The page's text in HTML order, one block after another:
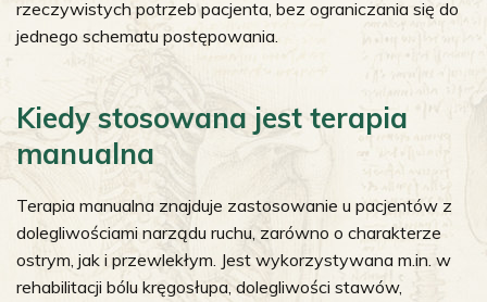
rzeczywistych potrzeb pacjenta, bez ograniczania się do
jednego schematu postępowania.
Kiedy stosowana jest terapia
manualna
Terapia manualna znajduje zastosowanie u pacjentów z
dolegliwościami narządu ruchu, zarówno o charakterze
ostrym, jak i przewlekłym. Jest wykorzystywana m.in. w
rehabilitacji bólu kręgosłupa, dolegliwości stawów,